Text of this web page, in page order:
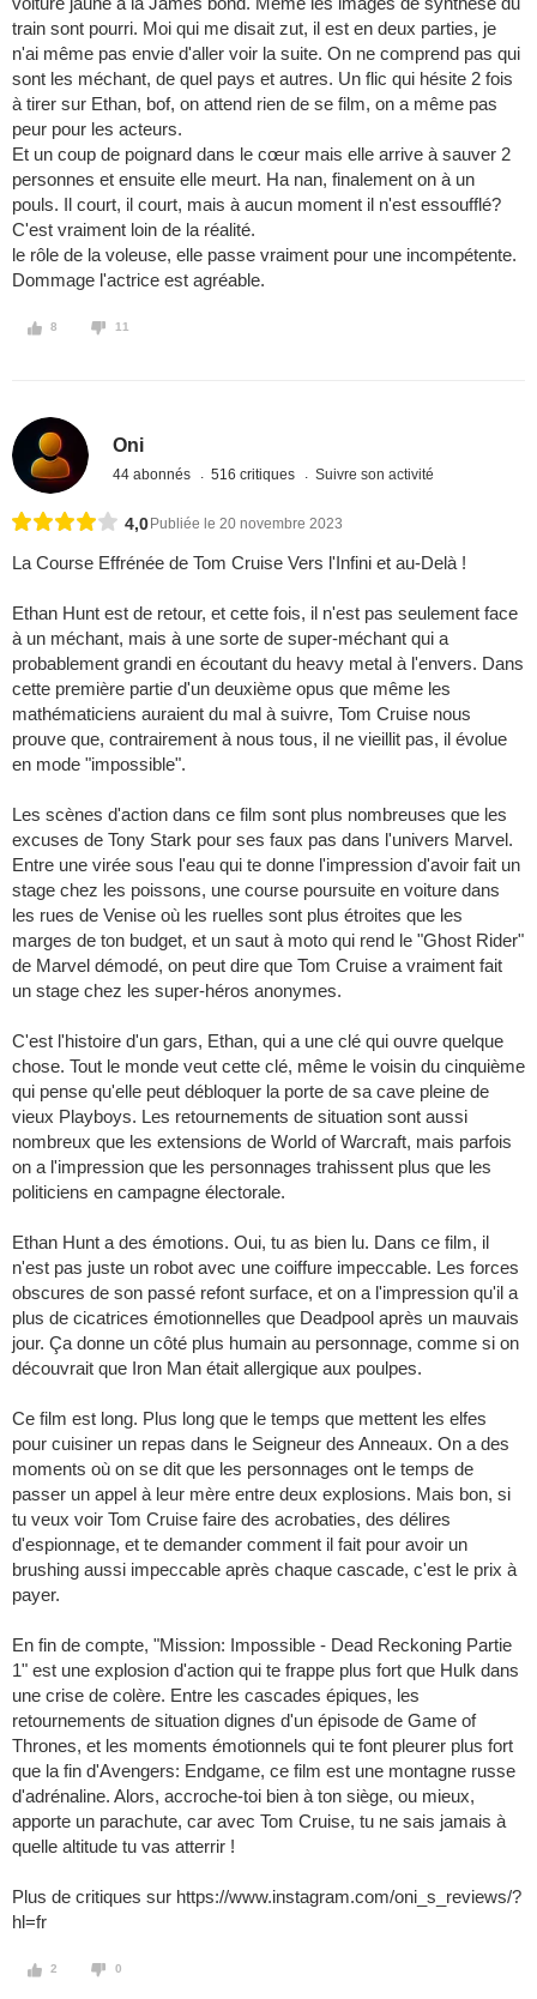
train sont pourri. Moi qui me disait zut, il est en deux parties, je
n'ai même pas envie d'aller voir la suite. On ne comprend pas qui
sont les méchant, de quel pays et autres. Un flic qui hésite 2 fois
à tirer sur Ethan, bof, on attend rien de se film, on a même pas
peur pour les acteurs.
Et un coup de poignard dans le cœur mais elle arrive à sauver 2
personnes et ensuite elle meurt. Ha nan, finalement on à un
pouls. Il court, il court, mais à aucun moment il n'est essoufflé?
C'est vraiment loin de la réalité.
le rôle de la voleuse, elle passe vraiment pour une incompétente.
Dommage l'actrice est agréable.
8 11
Oni
44 abonnés 516 critiques Suivre son activité
4,0 Publiée le 20 novembre 2023
La Course Effrénée de Tom Cruise Vers l'Infini et au-Delà !
Ethan Hunt est de retour, et cette fois, il n'est pas seulement face
à un méchant, mais à une sorte de super-méchant qui a
probablement grandi en écoutant du heavy metal à l'envers. Dans
cette première partie d'un deuxième opus que même les
mathématiciens auraient du mal à suivre, Tom Cruise nous
prouve que, contrairement à nous tous, il ne vieillit pas, il évolue
en mode "impossible".
Les scènes d'action dans ce film sont plus nombreuses que les
excuses de Tony Stark pour ses faux pas dans l'univers Marvel.
Entre une virée sous l'eau qui te donne l'impression d'avoir fait un
stage chez les poissons, une course poursuite en voiture dans
les rues de Venise où les ruelles sont plus étroites que les
marges de ton budget, et un saut à moto qui rend le "Ghost Rider"
de Marvel démodé, on peut dire que Tom Cruise a vraiment fait
un stage chez les super-héros anonymes.
C'est l'histoire d'un gars, Ethan, qui a une clé qui ouvre quelque
chose. Tout le monde veut cette clé, même le voisin du cinquième
qui pense qu'elle peut débloquer la porte de sa cave pleine de
vieux Playboys. Les retournements de situation sont aussi
nombreux que les extensions de World of Warcraft, mais parfois
on a l'impression que les personnages trahissent plus que les
politiciens en campagne électorale.
Ethan Hunt a des émotions. Oui, tu as bien lu. Dans ce film, il
n'est pas juste un robot avec une coiffure impeccable. Les forces
obscures de son passé refont surface, et on a l'impression qu'il a
plus de cicatrices émotionnelles que Deadpool après un mauvais
jour. Ça donne un côté plus humain au personnage, comme si on
découvrait que Iron Man était allergique aux poulpes.
Ce film est long. Plus long que le temps que mettent les elfes
pour cuisiner un repas dans le Seigneur des Anneaux. On a des
moments où on se dit que les personnages ont le temps de
passer un appel à leur mère entre deux explosions. Mais bon, si
tu veux voir Tom Cruise faire des acrobaties, des délires
d'espionnage, et te demander comment il fait pour avoir un
brushing aussi impeccable après chaque cascade, c'est le prix à
payer.
En fin de compte, "Mission: Impossible - Dead Reckoning Partie
1" est une explosion d'action qui te frappe plus fort que Hulk dans
une crise de colère. Entre les cascades épiques, les
retournements de situation dignes d'un épisode de Game of
Thrones, et les moments émotionnels qui te font pleurer plus fort
que la fin d'Avengers: Endgame, ce film est une montagne russe
d'adrénaline. Alors, accroche-toi bien à ton siège, ou mieux,
apporte un parachute, car avec Tom Cruise, tu ne sais jamais à
quelle altitude tu vas atterrir !
Plus de critiques sur https://www.instagram.com/oni_s_reviews/?
hl=fr
2 0